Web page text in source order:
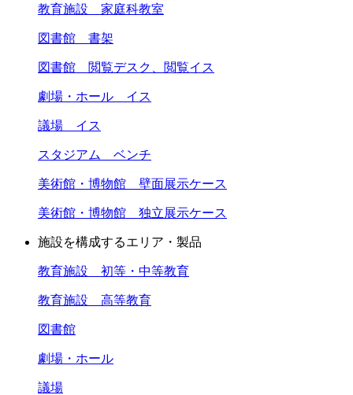
教育施設 家庭科教室
図書館 書架
図書館 閲覧デスク、閲覧イス
劇場・ホール イス
議場 イス
スタジアム ベンチ
美術館・博物館 壁面展示ケース
美術館・博物館 独立展示ケース
施設を構成するエリア・製品
教育施設 初等・中等教育
教育施設 高等教育
図書館
劇場・ホール
議場